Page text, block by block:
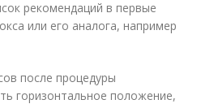
рекомендаций в первые
или его аналога, например
после процедуры
горизонтальное положение,